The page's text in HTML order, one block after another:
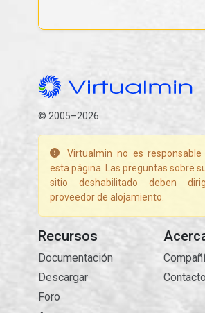
© 2005–2026
Virtualmin no es
esta página. Las preguntas sobre
sitio deshabilitado deben
proveedor de alojamiento.
Recursos
Documentación
Descargar
Foro